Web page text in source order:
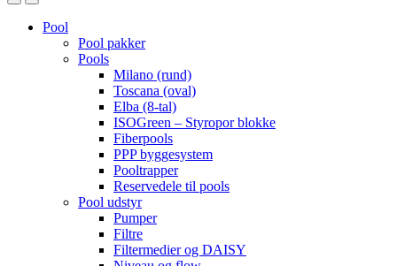
OpenClose
Pool
Pool pakker
Pools
Milano (rund)
Toscana (oval)
Elba (8-tal)
ISOGreen – Styropor blokke
Fiberpools
PPP byggesystem
Pooltrapper
Reservedele til pools
Pool udstyr
Pumper
Filtre
Filtermedier og DAISY